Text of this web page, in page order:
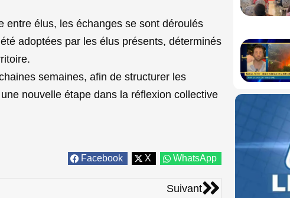
entre élus, les échanges se sont déroulés
adoptées par les élus présents, déterminés
semaines, afin de structurer les
nouvelle étape dans la réflexion collective
Facebook X WhatsApp
SuivantSuivant